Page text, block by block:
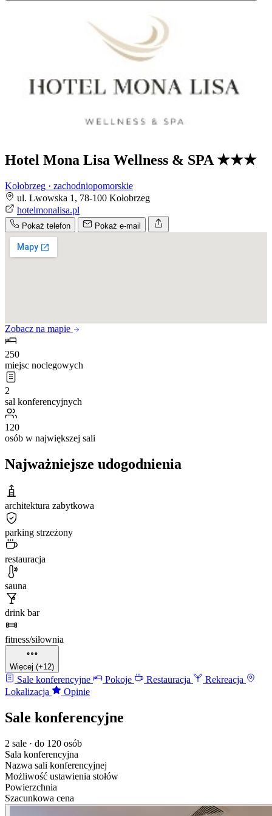
Hotel Mona Lisa Wellness & SPA ★★★
Kołobrzeg · zachodniopomorskie
ul. Lwowska 1, 78-100 Kołobrzeg
hotelmonalisa.pl
Pokaż telefon Pokaż e-mail
Zobacz na mapie
250
miejsc noclegowych
2
sal konferencyjnych
120
osób w największej sali
Najważniejsze udogodnienia
architektura zabytkowa
parking strzeżony
restauracja
sauna
drink bar
fitness/siłownia
Więcej (+12)
Sale konferencyjne Pokoje Restauracja
Rekreacja
Lokalizacja
Opinie
Sale konferencyjne
2 sale · do 120 osób
Sala konferencyjna
Nazwa sali konferencyjnej
Możliwość ustawienia stołów
Powierzchnia
Szacunkowa cena